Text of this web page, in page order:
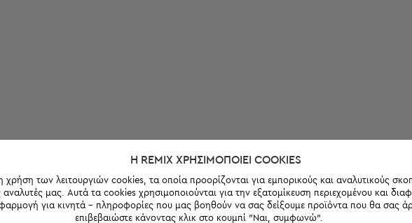
Η REMIX ΧΡΗΣΙΜΟΠΟΙΕΊ COOKIES
χρήση των λειτουργιών cookies, τα οποία προορίζονται για εμπορικούς και αναλυτικούς
αναλυτές μας. Αυτά τα cookies χρησιμοποιούνται για την εξατομίκευση περιεχομένου και
για κινητά - πληροφορίες που μας βοηθούν να σας δείξουμε προϊόντα που θα σας
επιβεβαιώστε κάνοντας κλικ στο κουμπί "Ναι, συμφωνώ".